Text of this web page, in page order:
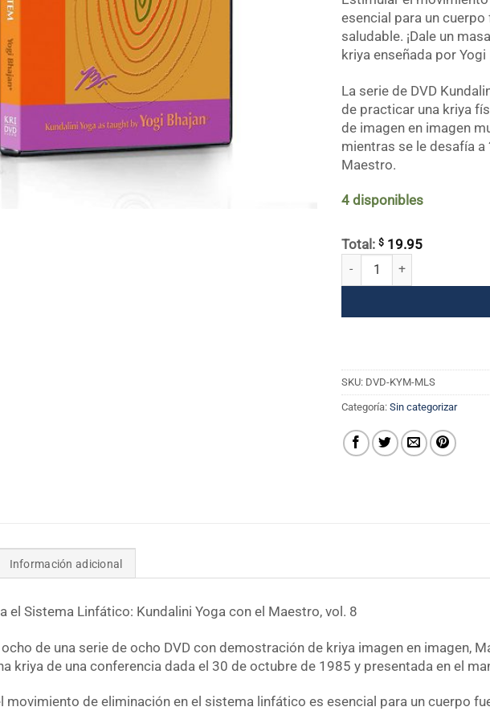
esencial para un
saludable. ¡Dale un
kriya enseñada por Yogi
La serie de DVD
de practicar una kriya
de imagen en imagen
mientras se le desafía a
Maestro.
4 disponibles
Total: $ 19.95
Kundalini Yoga con el
SKU: DVD-KYM-MLS
Categoría: Sin categorizar
Información adicional
el Sistema Linfático: Kundalini Yoga con el Maestro, vol. 8
de una serie de ocho DVD con demostración de kriya imagen en imagen,
kriya de una conferencia dada el 30 de octubre de 1985 y presentada en el
movimiento de eliminación en el sistema linfático es esencial para un cuerpo